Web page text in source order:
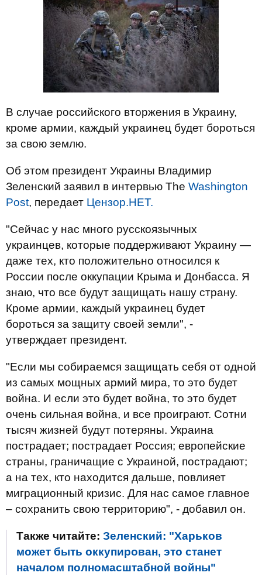
В случае российского вторжения в Украину,
кроме армии, каждый украинец будет бороться
за свою землю.
Об этом президент Украины Владимир
Зеленский заявил в интервью The Washington
Post, передает Цензор.НЕТ.
"Сейчас у нас много русскоязычных
украинцев, которые поддерживают Украину —
даже тех, кто положительно относился к
России после оккупации Крыма и Донбасса. Я
знаю, что все будут защищать нашу страну.
Кроме армии, каждый украинец будет
бороться за защиту своей земли", -
утверждает президент.
"Если мы собираемся защищать себя от одной
из самых мощных армий мира, то это будет
война. И если это будет война, то это будет
очень сильная война, и все проиграют. Сотни
тысяч жизней будут потеряны. Украина
пострадает; пострадает Россия; европейские
страны, граничащие с Украиной, пострадают;
а на тех, кто находится дальше, повлияет
миграционный кризис. Для нас самое главное
– сохранить свою территорию", - добавил он.
Также читайте: Зеленский: "Харьков
может быть оккупирован, это станет
началом полномасштабной войны"